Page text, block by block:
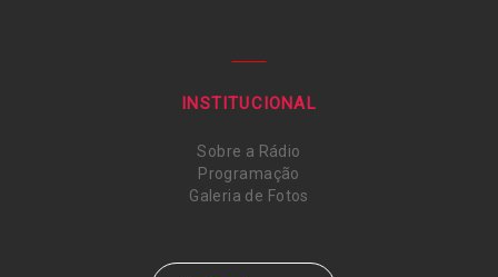
INSTITUCIONAL
Sobre a Rádio
Programação
Galeria de Fotos